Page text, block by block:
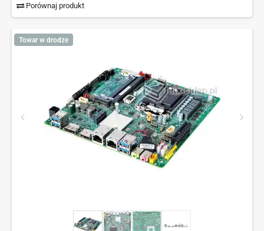
Porównaj produkt
Towar w drodze